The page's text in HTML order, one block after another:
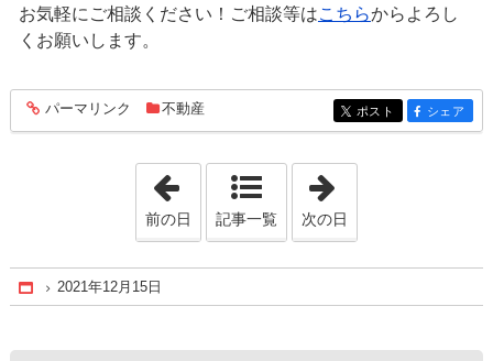
お気軽にご相談ください！ご相談等はこちらからよろし
くお願いします。
entry1022
パーマリンク 不動産 entry1022
ポスト entry1022
シェア
「2021年12月14日」
前の日 記事一覧 次の日
Home
2021年12月15日